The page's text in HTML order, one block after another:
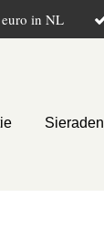
in NL
Sieraden